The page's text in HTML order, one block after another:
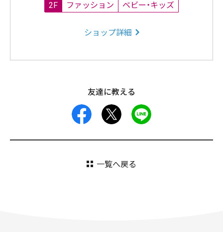
2F ファッション ベビー・キッズ
ショップ詳細
友達に教える
facebook
一覧へ戻る